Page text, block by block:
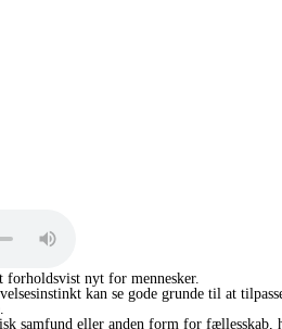
nyt for mennesker.
kan se gode grunde til at
samfund eller anden form for